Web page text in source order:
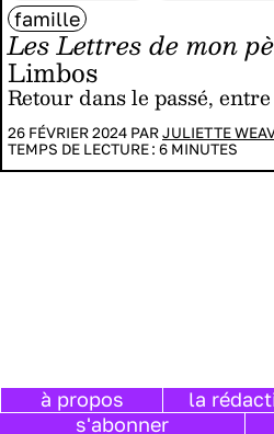
Les Lettres de mon
Limbos
Retour dans le passé,
26 FÉVRIER 2024 PARJULIETTE
TEMPS DE LECTURE : 6 MINUTES
famille
à propos la
s'abonner